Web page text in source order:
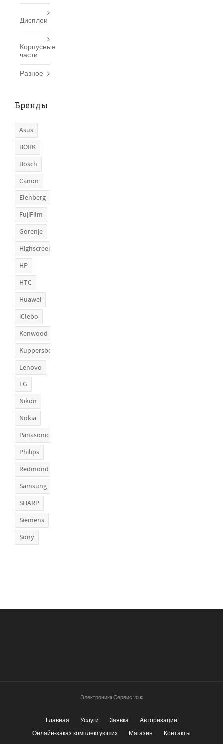
Дисплеи
Корпусные
части
Разное
Бренды
Asus
BORK
Bosch
Canon
Elenberg
FujiFilm
Gorenje
Highscreen
HP
HTC
Huawei
iClebo
Kenwood
Kuppersberg
Lenovo
LG
Nikon
Nokia
Panasonic
Philips
Redmond
Samsung
SHARP
Siemens
Sony
Электроника Сервис 2000
Главная Услуги Заявка
Авторизации
Онлайн-заказ комплектующих
Магазин Контакты